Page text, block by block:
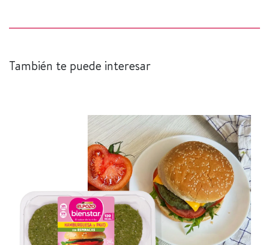
También te puede interesar